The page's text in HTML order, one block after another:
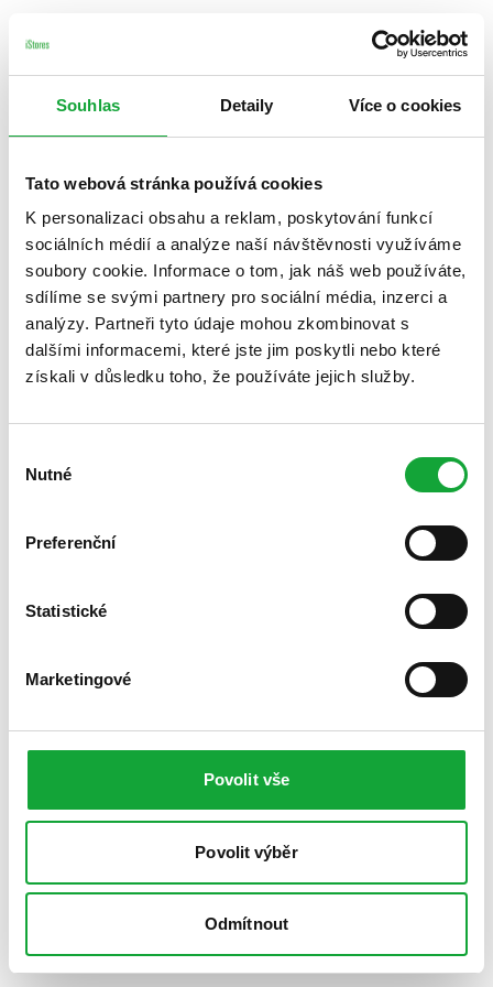
Souhlas Detaily Více o cookies
Tato webová stránka používá cookies
K personalizaci obsahu a reklam, poskytování funkcí
sociálních médií a analýze naší návštěvnosti využíváme
soubory cookie. Informace o tom, jak náš web používáte,
sdílíme se svými partnery pro sociální média, inzerci a
analýzy. Partneři tyto údaje mohou zkombinovat s
dalšími informacemi, které jste jim poskytli nebo které
získali v důsledku toho, že používáte jejich služby.
souhlasu
Nutné
Preferenční
Statistické
Marketingové
Povolit vše
Povolit výběr
Odmítnout